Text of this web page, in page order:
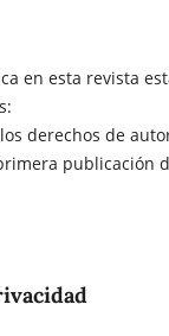
en esta revista
derechos de
publicación